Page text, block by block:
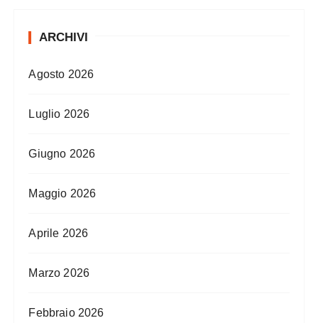
ARCHIVI
Agosto 2026
Luglio 2026
Giugno 2026
Maggio 2026
Aprile 2026
Marzo 2026
Febbraio 2026